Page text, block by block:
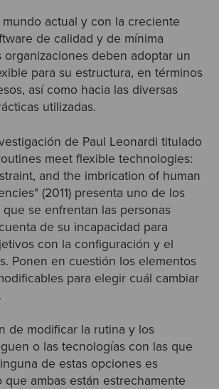
actual y con la creciente
de calidad y de mínima
organizaciones deben adoptar un
para su estructura, en términos
así como hacia las diversas
utilizadas.
de Paul Leonardi titulado
meet flexible technologies:
and the imbrication of human
(2011) presenta uno de los
se enfrentan las personas
de su incapacidad para
con la configuración y el
Ponen en cuestión los elementos
para elegir cuál cambiar
de modificar la rutina y los
o las tecnologías con las que
de estas opciones es
que ambas están estrechamente